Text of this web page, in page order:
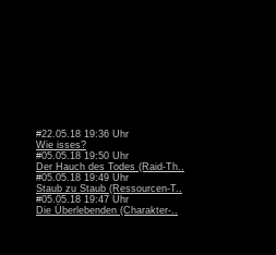
#22.05.18 19:36 Uhr
Wie isses?
#05.05.18 19:50 Uhr
Der Hauch des Todes (Raid-Th..
#05.05.18 19:49 Uhr
Staub zu Staub (Ressourcen-T..
#05.05.18 19:47 Uhr
Die Überlebenden (Charakter-..